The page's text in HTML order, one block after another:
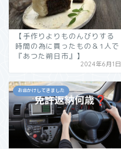
【手作りよりものんびりする
時間の為に買ったもの＆1人で
『あつた朔日市』】
2024年6月1日
お出かけしてきました